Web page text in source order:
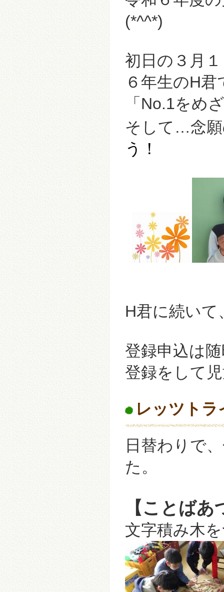
(*^^*)
初日の３月
６年生のH君
「No.1をめ
そして…念
う！
H君に続いて
登録申込は
登録をして
レッツト
日替わりで
た。
【ことばあ
文字積み木